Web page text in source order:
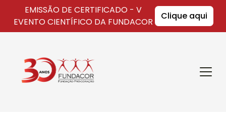
EMISSÃO DE CERTIFICADO - V
EVENTO CIENTÍFICO DA FUNDACOR
Clique aqui
Fundacor
Abrir